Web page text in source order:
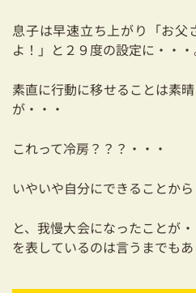
息子は早速立ち上がり「お父
よ！」と２９度の設定に・・・
素直に行動に移せることは素
が・・・
これって冷房？？？・・・
いやいや自分にできることから
と、我慢大会になったことが
を表しているのは言うまでも